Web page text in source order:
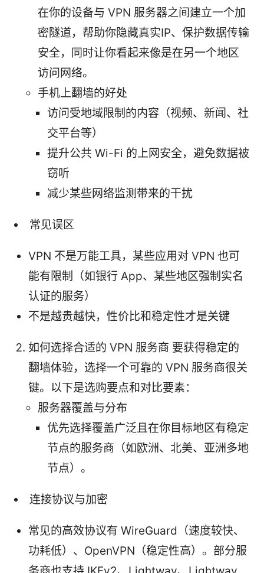
在你的设备与 VPN 服务器之间建立一个加
密隧道，帮助你隐藏真实IP、保护数据传输
安全，同时让你看起来像是在另一个地区
访问网络。
手机上翻墙的好处
访问受地域限制的内容（视频、新闻、社
交平台等）
提升公共 Wi-Fi 的上网安全，避免数据被
窃听
减少某些网络监测带来的干扰
常见误区
VPN 不是万能工具，某些应用对 VPN 也可
能有限制（如银行 App、某些地区强制实名
认证的服务）
不是越贵越快，性价比和稳定性才是关键
如何选择合适的 VPN 服务商 要获得稳定的
翻墙体验，选择一个可靠的 VPN 服务商很关
键。以下是选购要点和对比要素：
服务器覆盖与分布
优先选择覆盖广泛且在你目标地区有稳定
节点的服务商（如欧洲、北美、亚洲多地
节点）。
连接协议与加密
常见的高效协议有 WireGuard（速度较快、
功耗低）、OpenVPN（稳定性高）。部分服